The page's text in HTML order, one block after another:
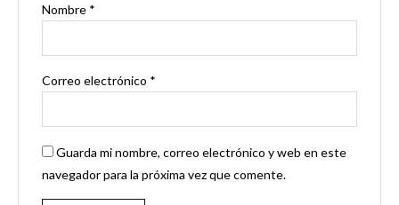
Nombre *
Correo electrónico *
Guarda mi nombre, correo electrónico y web en este
navegador para la próxima vez que comente.